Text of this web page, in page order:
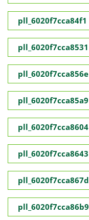
pll_6020f7cca84f1
pll_6020f7cca8531
pll_6020f7cca856e
pll_6020f7cca85a9
pll_6020f7cca8604
pll_6020f7cca8643
pll_6020f7cca867d
pll_6020f7cca86b9